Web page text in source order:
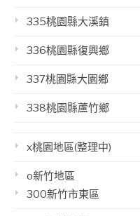
335桃園縣大溪鎮
336桃園縣復興鄉
337桃園縣大園鄉
338桃園縣蘆竹鄉
x桃園地區(整理中)
o新竹地區
300新竹市東區